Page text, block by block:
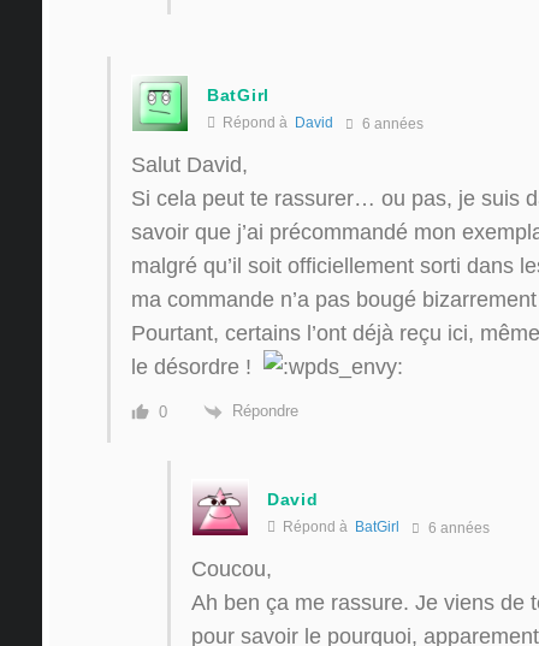
BatGirl
Répond à David 6 années
Salut David,
Si cela peut te rassurer… ou pas, je suis
savoir que j’ai précommandé mon
malgré qu’il soit officiellement sorti dans
ma commande n’a pas bougé
Pourtant, certains l’ont déjà reçu ici,
le désordre !
0 Répondre
David
Répond à BatGirl 6 années
Coucou,
Ah ben ça me rassure. Je viens de
pour savoir le pourquoi,